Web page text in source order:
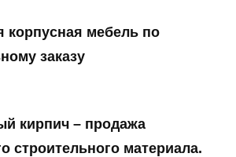
корпусная мебель по
заказу
кирпич – продажа
строительного материала.